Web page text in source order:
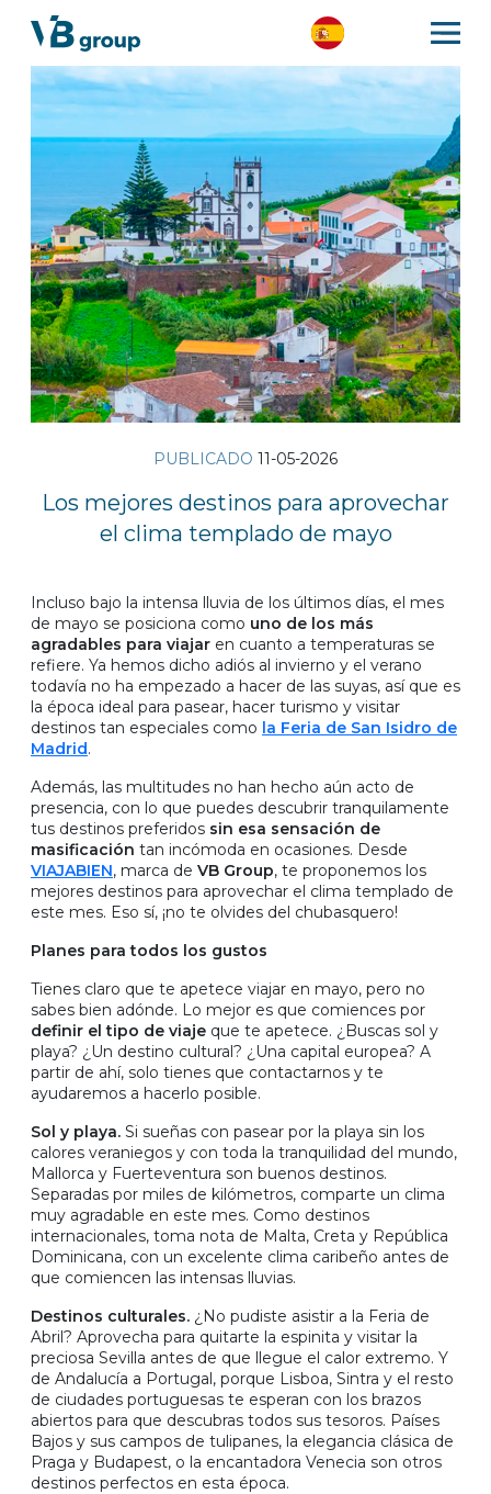
PUBLICADO 11-05-2026
Los mejores destinos para aprovechar
el clima templado de mayo
Incluso bajo la intensa lluvia de los últimos días, el mes
de mayo se posiciona como uno de los más
agradables para viajar en cuanto a temperaturas se
refiere. Ya hemos dicho adiós al invierno y el verano
todavía no ha empezado a hacer de las suyas, así que es
la época ideal para pasear, hacer turismo y visitar
destinos tan especiales como la Feria de San Isidro de
Madrid.
Además, las multitudes no han hecho aún acto de
presencia, con lo que puedes descubrir tranquilamente
tus destinos preferidos sin esa sensación de
masificación tan incómoda en ocasiones. Desde
VIAJABIEN, marca de VB Group, te proponemos los
mejores destinos para aprovechar el clima templado de
este mes. Eso sí, ¡no te olvides del chubasquero!
Planes para todos los gustos
Tienes claro que te apetece viajar en mayo, pero no
sabes bien adónde. Lo mejor es que comiences por
definir el tipo de viaje que te apetece. ¿Buscas sol y
playa? ¿Un destino cultural? ¿Una capital europea? A
partir de ahí, solo tienes que contactarnos y te
ayudaremos a hacerlo posible.
Sol y playa. Si sueñas con pasear por la playa sin los
calores veraniegos y con toda la tranquilidad del mundo,
Mallorca y Fuerteventura son buenos destinos.
Separadas por miles de kilómetros, comparte un clima
muy agradable en este mes. Como destinos
internacionales, toma nota de Malta, Creta y República
Dominicana, con un excelente clima caribeño antes de
que comiencen las intensas lluvias.
Destinos culturales. ¿No pudiste asistir a la Feria de
Abril? Aprovecha para quitarte la espinita y visitar la
preciosa Sevilla antes de que llegue el calor extremo. Y
de Andalucía a Portugal, porque Lisboa, Sintra y el resto
de ciudades portuguesas te esperan con los brazos
abiertos para que descubras todos sus tesoros. Países
Bajos y sus campos de tulipanes, la elegancia clásica de
Praga y Budapest, o la encantadora Venecia son otros
destinos perfectos en esta época.